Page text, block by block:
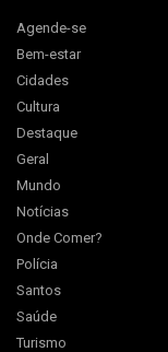
Agende-se
Bem-estar
Cidades
Cultura
Destaque
Geral
Mundo
Notícias
Onde Comer?
Polícia
Santos
Saúde
Turismo